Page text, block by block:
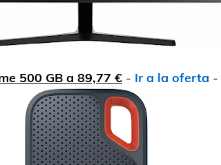
500 GB a 89,77 € - Ir a la oferta -